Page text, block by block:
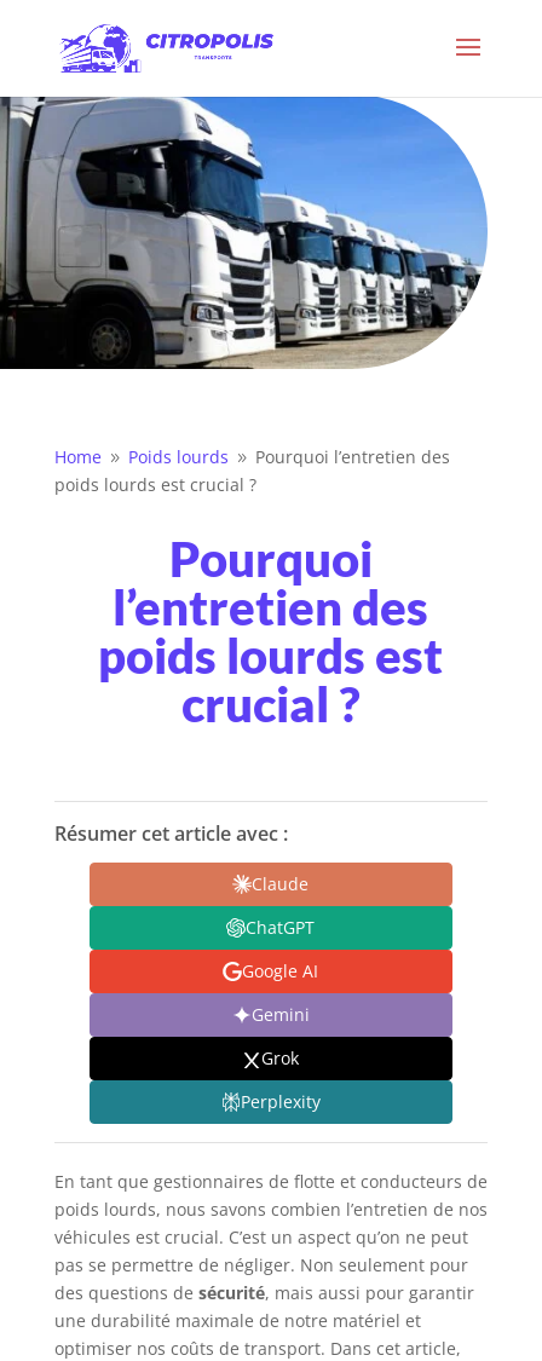
Home 9 Poids lourds 9 Pourquoi l’entretien des
poids lourds est crucial ?
Pourquoi
l’entretien des
poids lourds est
crucial ?
Résumer cet article avec :
Claude
ChatGPT
Google AI
Gemini
Grok
Perplexity
En tant que gestionnaires de flotte et conducteurs de
poids lourds, nous savons combien l’entretien de nos
véhicules est crucial. C’est un aspect qu’on ne peut
pas se permettre de négliger. Non seulement pour
des questions de sécurité, mais aussi pour garantir
une durabilité maximale de notre matériel et
optimiser nos coûts de transport. Dans cet article,